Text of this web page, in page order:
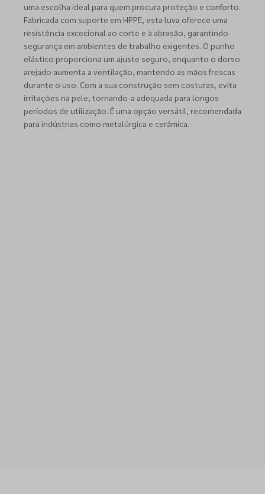
uma escolha ideal para quem procura proteção e conforto.
Fabricada com suporte em HPPE, esta luva oferece uma
resistência excecional ao corte e à abrasão, garantindo
segurança em ambientes de trabalho exigentes. O punho
elástico proporciona um ajuste seguro, enquanto o dorso
arejado aumenta a ventilação, mantendo as mãos frescas
durante o uso. Com a sua construção sem costuras, evita
irritações na pele, tornando-a adequada para longos
períodos de utilização. É uma opção versátil, recomendada
para indústrias como metalúrgica e cerâmica.